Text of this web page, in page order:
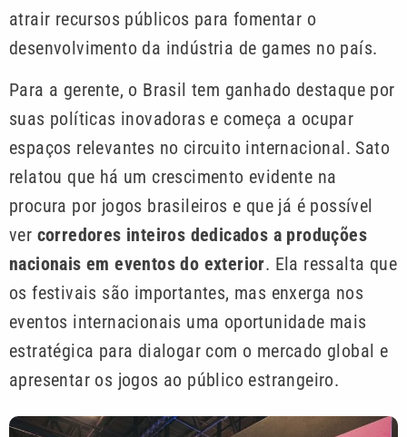
atrair recursos públicos para fomentar o
desenvolvimento da indústria de games no país.
Para a gerente, o Brasil tem ganhado destaque por
suas políticas inovadoras e começa a ocupar
espaços relevantes no circuito internacional. Sato
relatou que há um crescimento evidente na
procura por jogos brasileiros e que já é possível
ver corredores inteiros dedicados a produções
nacionais em eventos do exterior. Ela ressalta que
os festivais são importantes, mas enxerga nos
eventos internacionais uma oportunidade mais
estratégica para dialogar com o mercado global e
apresentar os jogos ao público estrangeiro.